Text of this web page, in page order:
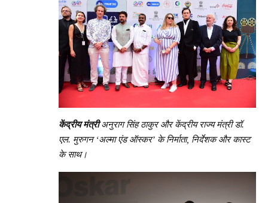
केंद्रीय मंत्रीअनुराग सिंह ठाकुर और केंद्रीय राज्य मंत्री डॉ.
एल. मुरुगन ‘अल्मा एंड ऑस्कर’ के निर्माता, निर्देशक और कास्ट
के साथ।